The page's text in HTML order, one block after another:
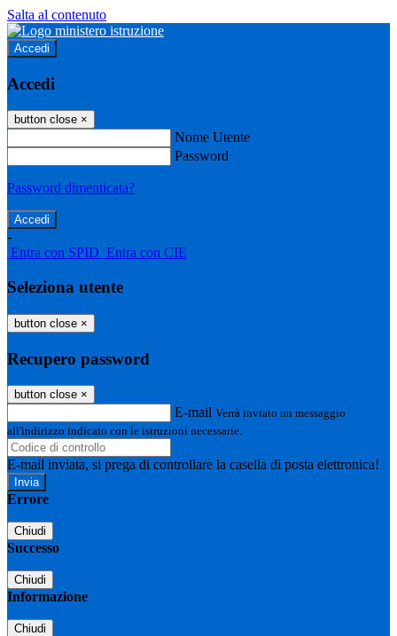
Salta al contenuto
Accedi
Accedi
button close ×
Nome Utente
Password
Password dimenticata?
-
Entra con SPID Entra con CIE
Seleziona utente
button close ×
Recupero password
button close ×
E-mail Verrà inviato un messaggio
all'indirizzo indicato con le istruzioni necessarie.
E-mail inviata, si prega di controllare la casella di posta elettronica!
Errore
Chiudi
Successo
Chiudi
Informazione
Chiudi